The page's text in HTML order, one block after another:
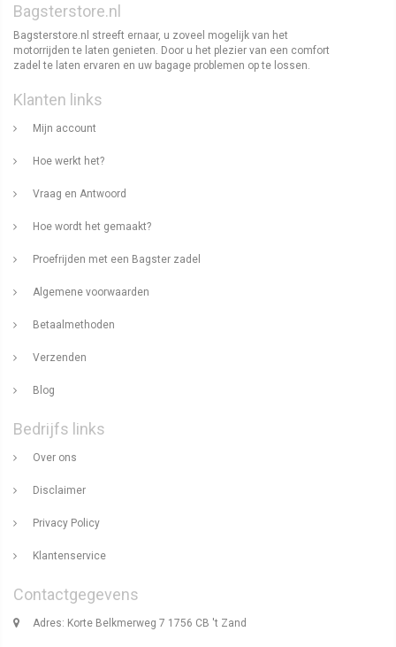
Bagsterstore.nl
Bagsterstore.nl streeft ernaar, u zoveel mogelijk van het
motorrijden te laten genieten. Door u het plezier van een comfort
zadel te laten ervaren en uw bagage problemen op te lossen.
Klanten links
Mijn account
Hoe werkt het?
Vraag en Antwoord
Hoe wordt het gemaakt?
Proefrijden met een Bagster zadel
Algemene voorwaarden
Betaalmethoden
Verzenden
Blog
Bedrijfs links
Over ons
Disclaimer
Privacy Policy
Klantenservice
Contactgegevens
Adres: Korte Belkmerweg 7 1756 CB 't Zand